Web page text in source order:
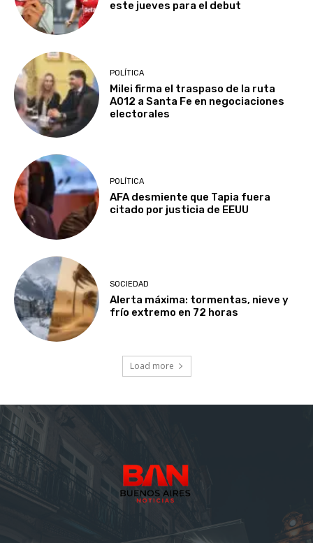
este jueves para el debut
POLÍTICA
Milei firma el traspaso de la ruta
A012 a Santa Fe en negociaciones
electorales
POLÍTICA
AFA desmiente que Tapia fuera
citado por justicia de EEUU
SOCIEDAD
Alerta máxima: tormentas, nieve y
frío extremo en 72 horas
Load more